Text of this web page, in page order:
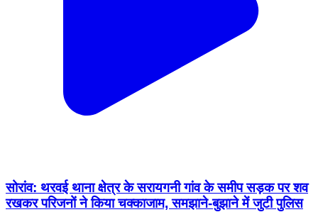
सोरांव: थरवई थाना क्षेत्र के सरायगनी गांव के समीप सड़क पर शव
रखकर परिजनों ने किया चक्काजाम, समझाने-बुझाने में जुटी पुलिस